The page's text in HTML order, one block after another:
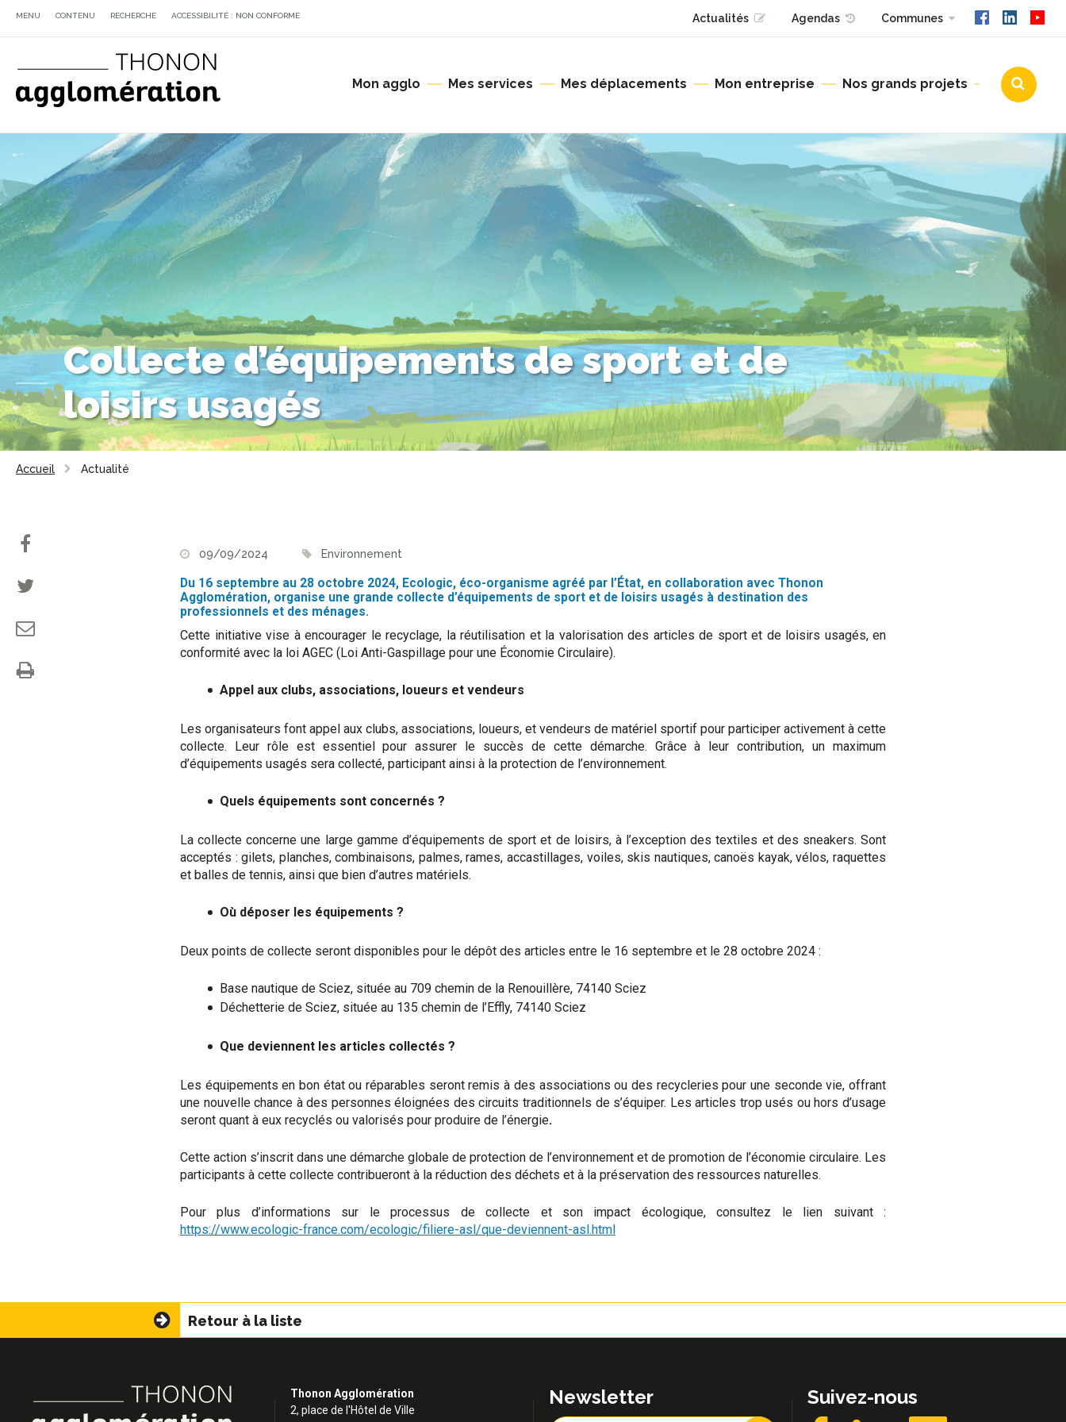
MENU CONTENU RECHERCHE ACCESSIBILITÉ : NON CONFORME Actualités Agendas Communes
Mon agglo Mes services Mes déplacements Mon entreprise Nos grands projets
Urbanisme
Collecte d’équipements de sport et de
loisirs usagés
Accueil Actualité
09/09/2024 Environnement
Du 16 septembre au 28 octobre 2024, Ecologic, éco-organisme agréé par l’État, en collaboration avec Thonon
Agglomération, organise une grande collecte d’équipements de sport et de loisirs usagés à destination des
professionnels et des ménages.
Cette initiative vise à encourager le recyclage, la réutilisation et la valorisation des articles de sport et de loisirs usagés, en
conformité avec la loi AGEC (Loi Anti-Gaspillage pour une Économie Circulaire).
Appel aux clubs, associations, loueurs et vendeurs
Les organisateurs font appel aux clubs, associations, loueurs, et vendeurs de matériel sportif pour participer activement à cette
collecte. Leur rôle est essentiel pour assurer le succès de cette démarche. Grâce à leur contribution, un maximum
d’équipements usagés sera collecté, participant ainsi à la protection de l’environnement.
Quels équipements sont concernés ?
La collecte concerne une large gamme d’équipements de sport et de loisirs, à l’exception des textiles et des sneakers. Sont
acceptés : gilets, planches, combinaisons, palmes, rames, accastillages, voiles, skis nautiques, canoës kayak, vélos, raquettes
et balles de tennis, ainsi que bien d’autres matériels.
Où déposer les équipements ?
Deux points de collecte seront disponibles pour le dépôt des articles entre le 16 septembre et le 28 octobre 2024 :
Base nautique de Sciez, située au 709 chemin de la Renouillère, 74140 Sciez
Déchetterie de Sciez, située au 135 chemin de l’Effly, 74140 Sciez
Que deviennent les articles collectés ?
Les équipements en bon état ou réparables seront remis à des associations ou des recycleries pour une seconde vie, offrant
une nouvelle chance à des personnes éloignées des circuits traditionnels de s’équiper. Les articles trop usés ou hors d’usage
seront quant à eux recyclés ou valorisés pour produire de l’énergie.
Cette action s’inscrit dans une démarche globale de protection de l’environnement et de promotion de l’économie circulaire. Les
participants à cette collecte contribueront à la réduction des déchets et à la préservation des ressources naturelles.
Pour plus d’informations sur le processus de collecte et son impact écologique, consultez le lien suivant :
https://www.ecologic-france.com/ecologic/filiere-asl/que-deviennent-asl.html
Retour à la liste
Thonon Agglomération
2, place de l'Hôtel de Ville
Newsletter Suivez-nous